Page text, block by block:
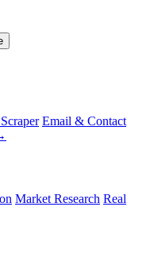
Email & Contact
Market Research Real